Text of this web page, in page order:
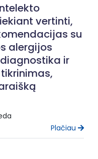
vertinti,
su
alergijos
ir
Plačiau